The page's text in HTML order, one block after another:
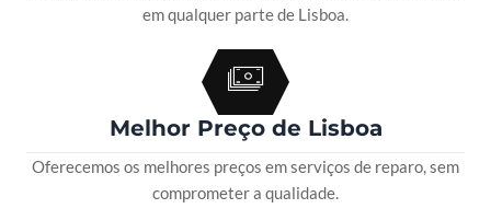
em qualquer parte de Lisboa.
Melhor Preço de Lisboa
Oferecemos os melhores preços em serviços de reparo, sem
comprometer a qualidade.